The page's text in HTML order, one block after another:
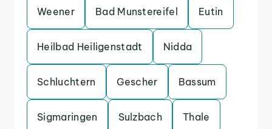
Weener Bad Munstereifel Eutin
Heilbad Heiligenstadt Nidda
Schluchtern Gescher Bassum
Sigmaringen Sulzbach Thale